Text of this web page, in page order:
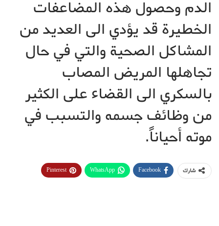
الدم وحصول هذه المضاعفات
الخطيرة قد يؤدي الى العديد من
المشاكل الصحية والتي في حال
تجاهلها المريض المصاب
بالسكري الى القضاء على الكثير
من وظائف جسمه والتسبب في
موته أحياناً.
شارك Facebook
WhatsApp
Pinterest